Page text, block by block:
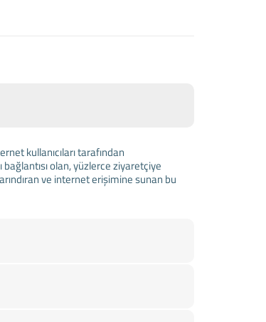
kullanıcıları tarafından
olan, yüzlerce ziyaretçiye
ve internet erişimine sunan bu